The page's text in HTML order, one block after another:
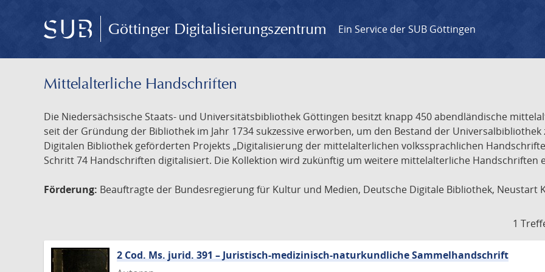
Göttinger Digitalisierungszentrum Ein Service der SUB Göttingen
Mittelalterliche Handschriften
Die Niedersächsische Staats- und Universitätsbibliothek Göttingen besitzt knapp 450 abendländische
seit der Gründung der Bibliothek im Jahr 1734 sukzessive erworben, um den Bestand der
Digitalen Bibliothek geförderten Projekts „Digitalisierung der mittelalterlichen volkssprachlichen
Schritt 74 Handschriften digitalisiert. Die Kollektion wird zukünftig um weitere mittelalterliche Handschriften
Förderung: Beauftragte der Bundesregierung für Kultur und Medien, Deutsche Digitale Bibliothek,
1
2 Cod. Ms. jurid. 391 – Juristisch-medizinisch-naturkundliche Sammelhandschrift